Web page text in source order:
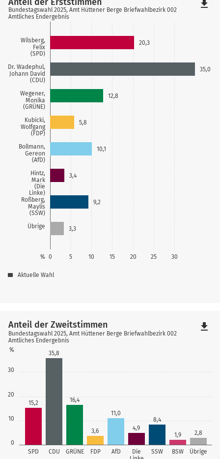
Wilsberg,
Felix
(SPD)
Dr. Wadephul,
Johann David
(CDU)
Wegener,
Monika
(GRÜNE)
Kubicki,
Wolfgang
(FDP)
Bollmann,
Gereon
(AfD)
Hintz,
Mark
(Die
Linke)
Roßberg,
Maylis
(SSW)
Übrige
0 5 10 15 20 25 30
%
20,3
35,0
12,8
5,8
10,1
3,4
9,2
3,3
Bundestagswahl 2025, Amt Hüttener Berge Briefwahlbezirk 002
Amtliches Endergebnis
Aktuelle Wahl
file_download
0
10
20
30
%
SPD CDU GRÜNE FDP AfD
Die
SSW BSW Übrige
15,2
35,8
16,4
3,6
11,0
4,9
8,4
1,9 2,8
Anteil der Zweitstimmen
Bundestagswahl 2025, Amt Hüttener Berge Briefwahlbezirk 002
Amtliches Endergebnis
file_download